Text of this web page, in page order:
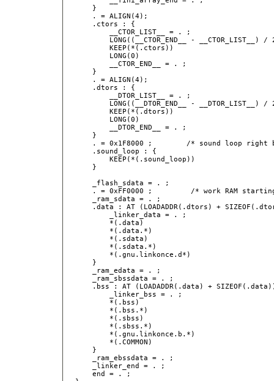
    }
    . = ALIGN(4);
    .ctors : {
        __CTOR_LIST__ = . ;
LONG((__CTOR_END__ - __CTOR_LIST__) /
        KEEP(*(.ctors))
        LONG(0)
        __CTOR_END__ = . ;
    }
    . = ALIGN(4);
    .dtors : {
        __DTOR_LIST__ = . ;
LONG((__DTOR_END__ - __DTOR_LIST__) /
        KEEP(*(.dtors))
        LONG(0)
        __DTOR_END__ = . ;
    }
. = 0x1F8000 ;        /* sound loop right
    .sound_loop : {
        KEEP(*(.sound_loop))
    }
    _flash_sdata = . ;
. = 0xFF0000 ;         /* work RAM
    _ram_sdata = . ;
.data : AT (LOADADDR(.dtors) +
        _linker_data = . ;
        *(.data)
        *(.data.*)
        *(.sdata)
        *(.sdata.*)
        *(.gnu.linkonce.d*)
    }
    _ram_edata = . ;
    _ram_sbssdata = . ;
.bss : AT (LOADADDR(.data) +
        _linker_bss = . ;
        *(.bss)
        *(.bss.*)
        *(.sbss)
        *(.sbss.*)
        *(.gnu.linkonce.b.*)
        *(.COMMON)
    }
    _ram_ebssdata = . ;
    _linker_end = . ;
    end = . ;